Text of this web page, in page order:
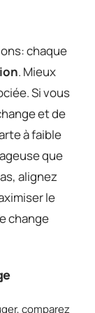
chaque
. Mieux
Si vous
et de
à faible
que
alignez
le
change
comparez